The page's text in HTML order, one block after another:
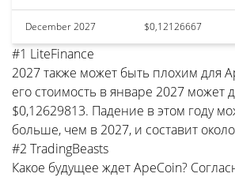
December 2027 $0,12126667
#1 LiteFinance
2027 также может быть плохим для
его стоимость в январе 2027 может
$0,12629813. Падение в этом году
больше, чем в 2027, и составит
#2 TradingBeasts
Какое будущее ждет ApeCoin?